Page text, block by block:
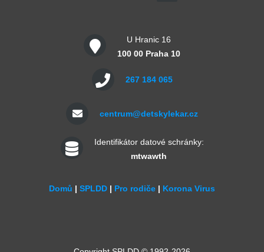
U Hranic 16
100 00 Praha 10
267 184 065
centrum@detskylekar.cz
Identifikátor datové schránky:
mtwawth
Domů | SPLDD | Pro rodiče | Korona Virus